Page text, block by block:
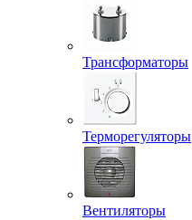
Трансформаторы
Терморегуляторы
Вентиляторы